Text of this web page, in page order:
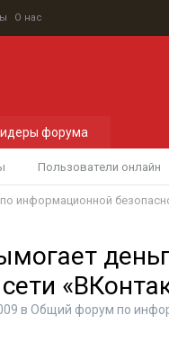
О нас
Пользователи онлайн
форума
информационной
в Общий форум по